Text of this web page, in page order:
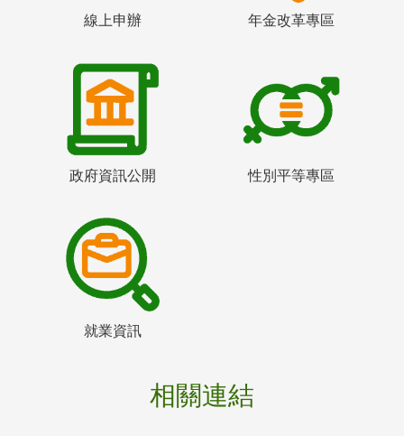
線上申辦 年金改革專區
政府資訊公開 性別平等專區
就業資訊
相關連結